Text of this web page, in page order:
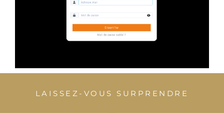
LAISSEZ-VOUS SURPRENDRE